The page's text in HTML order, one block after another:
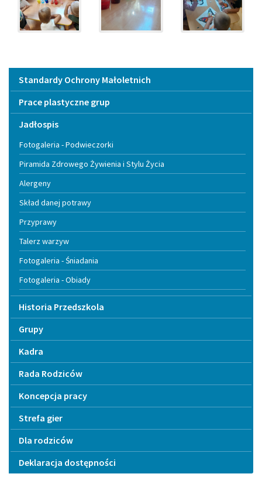
Menu
Standardy Ochrony Małoletnich
Prace plastyczne grup
Jadłospis
Fotogaleria - Podwieczorki
Piramida Zdrowego Żywienia i Stylu Życia
Alergeny
Skład danej potrawy
Przyprawy
Talerz warzyw
Fotogaleria - Śniadania
Fotogaleria - Obiady
Historia Przedszkola
Grupy
Kadra
Rada Rodziców
Koncepcja pracy
Strefa gier
Dla rodziców
Deklaracja dostępności